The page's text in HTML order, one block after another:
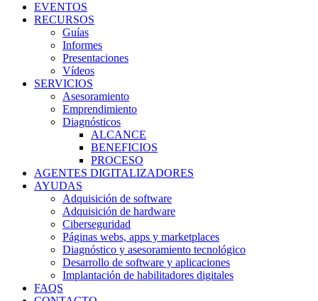
EVENTOS
RECURSOS
Guías
Informes
Presentaciones
Vídeos
SERVICIOS
Asesoramiento
Emprendimiento
Diagnósticos
ALCANCE
BENEFICIOS
PROCESO
AGENTES DIGITALIZADORES
AYUDAS
Adquisición de software
Adquisición de hardware
Ciberseguridad
Páginas webs, apps y marketplaces
Diagnóstico y asesoramiento tecnológico
Desarrollo de software y aplicaciones
Implantación de habilitadores digitales
FAQS